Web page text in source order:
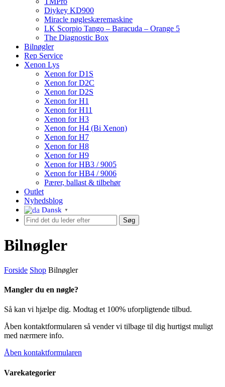
Diykey KD900
Miracle nøgleskæremaskine
LK Scorpio Tango – Baracuda – Orange 5
The Diagnostic Box
Bilnøgler
Rep Service
Xenon Lys
Xenon for D1S
Xenon for D2C
Xenon for D2S
Xenon for H1
Xenon for H11
Xenon for H3
Xenon for H4 (Bi Xenon)
Xenon for H7
Xenon for H8
Xenon for H9
Xenon for HB3 / 9005
Xenon for HB4 / 9006
Pærer, ballast & tilbehør
Outlet
Nyhedsblog
Dansk ▼
Søg
Bilnøgler
Forside Shop Bilnøgler
Mangler du en nøgle?
Så kan vi hjælpe dig. Modtag et 100% uforpligtende tilbud.
Åben kontaktformularen så vender vi tilbage til dig hurtigst muligt
med nærmere info.
Åben kontaktformularen
Varekategorier